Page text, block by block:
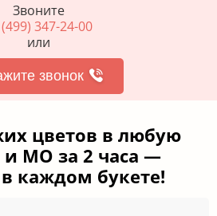
Звоните
347-24-00
или
звонок
цветов в любую
МО за 2 часа —
каждом букете!